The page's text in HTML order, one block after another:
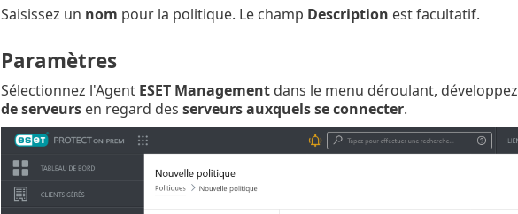
Saisissez un nom pour la politique. Le champ Description est facultatif.
Paramètres
Sélectionnez l'Agent ESET Management dans le menu déroulant, développez
de serveursen regard des serveurs auxquels se connecter.